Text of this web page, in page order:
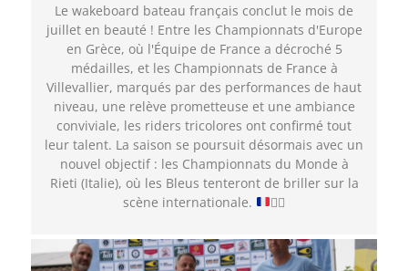
Le wakeboard bateau français conclut le mois de
juillet en beauté ! Entre les Championnats d'Europe
en Grèce, où l'Équipe de France a décroché 5
médailles, et les Championnats de France à
Villevallier, marqués par des performances de haut
niveau, une relève prometteuse et une ambiance
conviviale, les riders tricolores ont confirmé tout
leur talent. La saison se poursuit désormais avec un
nouvel objectif : les Championnats du Monde à
Rieti (Italie), où les Bleus tenteront de briller sur la
scène internationale.
🏄‍♂️